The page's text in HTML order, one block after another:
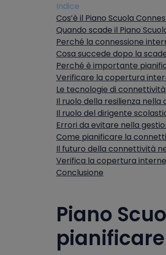
Indice
Cos’è il Piano Scuola
Quando scade il Piano
Perché la connessione
Cosa succede dopo la
Perché è importante
Verificare la copertura
Le tecnologie di
Il ruolo della resilienza
Il ruolo del dirigente
Errori da evitare nella
Come pianificare la
Il futuro della connettività
Verifica la copertura
Conclusione
Piano